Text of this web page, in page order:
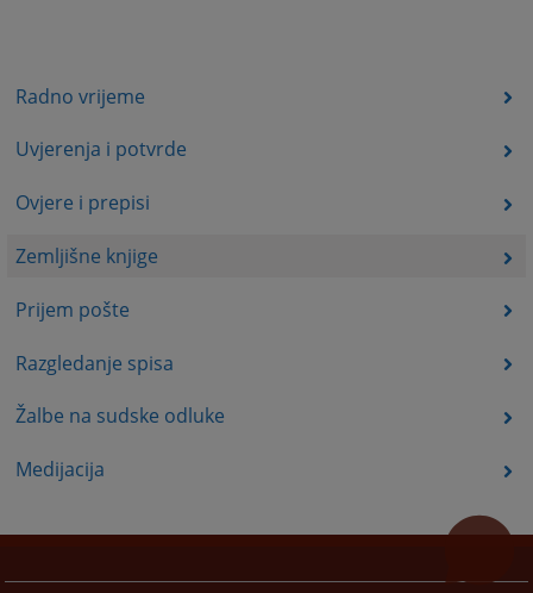
Radno vrijeme
Uvjerenja i potvrde
Ovjere i prepisi
Zemljišne knjige
Prijem pošte
Razgledanje spisa
Žalbe na sudske odluke
Medijacija